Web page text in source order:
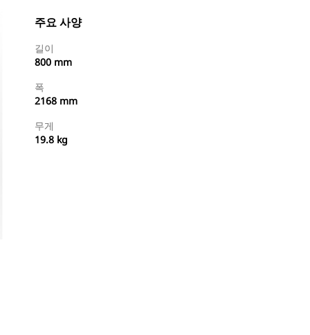
주요 사양
길이
800 mm
폭
2168 mm
무게
19.8 kg